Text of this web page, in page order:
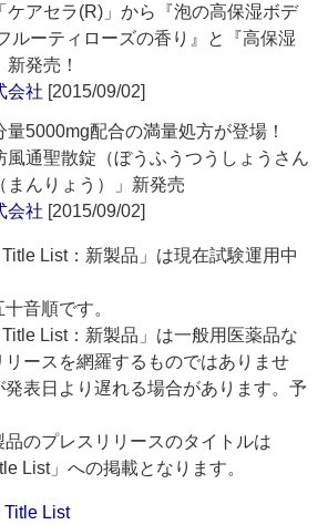
ケアセラ(R)」から『泡の高保湿ボデ
ルーティローズの香り』と『高保湿
発売！
会社 [2015/09/02]
量5000mg配合の満量処方が登場！
風通聖散錠（ぼうふうつうしょうさん
まんりょう）」新発売
会社 [2015/09/02]
List：新製品」は現在試験運用中
音順です。
List：新製品」は一般用医薬品な
リースを網羅するものではありませ
表日より遅れる場合があります。予
品のプレスリリースのタイトルは
List」への掲載となります。
Title List